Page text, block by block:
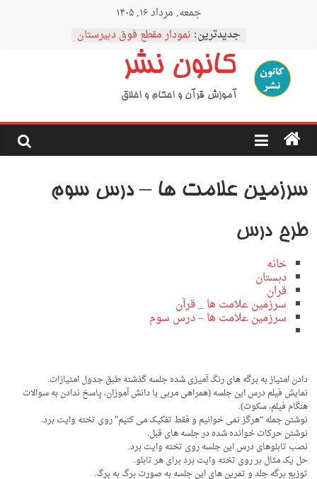
جمعه, مرداد ۱۶, ۱۴۰۵
جدیدترین: نمودار مقطع فوق دبیرستان
اردوی نیمه رمضان
اردوی نیمه شعبان
اردوی غدیر
اردوی محرم
کانون نشر
آموزش قرآن و احکام و اخلاق
سرزمین علامت ها – درس سوم
طرح درس
خانه
دبستان
قران
سرزمین علامت ها _ قرآن
سرزمین علامت ها – درس سوم
دادن امتیاز به برگه های رنگ آمیزی شده جلسه گذشته طبق جدول امتیازات.
نمایش فیلم درس این جلسه (همراهی مربی با دانش آموزان، پاسخ ندادن به سوالات
هنگام فیلم، سکوت).
نوشتن جمله “هرگز نمی خوانیم و فقط تفکیک می کنیم” روی تخته وایت برد.
نوشتن حرکات خوانده شده در جلسه های قبل.
نصب تابلوهای درس این جلسه روی تخته وایت برد.
حل یک مثال بر روی تخته وایت برد برای هر تابلو.
توزیع برگه جلد و تمرین های این جلسه به صورت برگ به برگ.